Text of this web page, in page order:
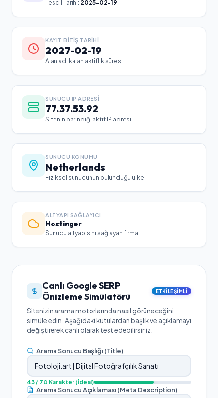
Tescil Tarihi: 2025-02-19
KAYIT BITIŞ TARIHI
2027-02-19
Alan adı kalan aktiflik süresi.
SUNUCU IP ADRESI
77.37.53.92
Sitenin barındığı aktif IP adresi.
SUNUCU KONUMU
Netherlands
Fiziksel sunucunun bulunduğu ülke.
ALTYAPI SAĞLAYICI
Hostinger
Sunucu altyapısını sağlayan firma.
Canlı Google SERP
Önizleme Simülatörü
ETKILEŞIMLI
Sitenizin arama motorlarında nasıl görüneceğini
simüle edin. Aşağıdaki kutulardan başlık ve açıklamayı
değiştirerek canlı olarak test edebilirsiniz.
Arama Sonucu Başlığı (Title)
43 / 70 Karakter (İdeal)
Arama Sonucu Açıklaması (Meta Description)